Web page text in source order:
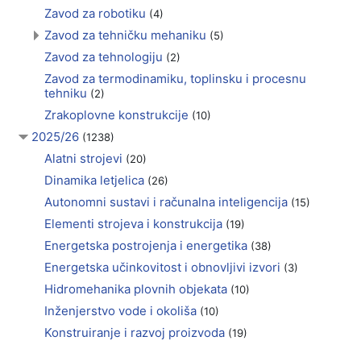
Zavod za robotiku (4)
Zavod za tehničku mehaniku (5)
Zavod za tehnologiju (2)
Zavod za termodinamiku, toplinsku i procesnu
tehniku (2)
Zrakoplovne konstrukcije (10)
2025/26 (1238)
Alatni strojevi (20)
Dinamika letjelica (26)
Autonomni sustavi i računalna inteligencija (15)
Elementi strojeva i konstrukcija (19)
Energetska postrojenja i energetika (38)
Energetska učinkovitost i obnovljivi izvori (3)
Hidromehanika plovnih objekata (10)
Inženjerstvo vode i okoliša (10)
Konstruiranje i razvoj proizvoda (19)